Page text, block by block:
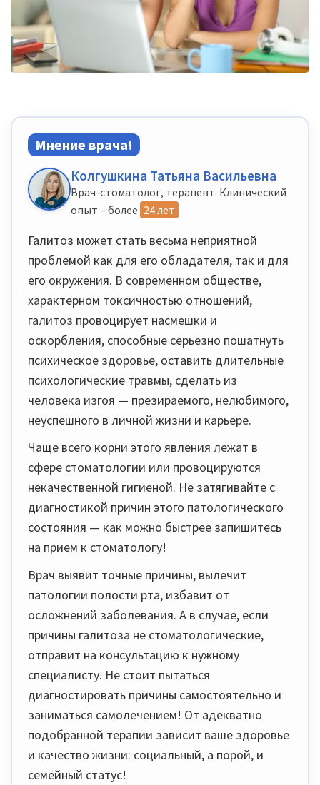
Мнение врача!
Колгушкина Татьяна Васильевна
Врач-стоматолог, терапевт. Клинический
опыт – более 24 лет
Галитоз может стать весьма неприятной
проблемой как для его обладателя, так и для
его окружения. В современном обществе,
характерном токсичностью отношений,
галитоз провоцирует насмешки и
оскорбления, способные серьезно пошатнуть
психическое здоровье, оставить длительные
психологические травмы, сделать из
человека изгоя — презираемого, нелюбимого,
неуспешного в личной жизни и карьере.
Чаще всего корни этого явления лежат в
сфере стоматологии или провоцируются
некачественной гигиеной. Не затягивайте с
диагностикой причин этого патологического
состояния — как можно быстрее запишитесь
на прием к стоматологу!
Врач выявит точные причины, вылечит
патологии полости рта, избавит от
осложнений заболевания. А в случае, если
причины галитоза не стоматологические,
отправит на консультацию к нужному
специалисту. Не стоит пытаться
диагностировать причины самостоятельно и
заниматься самолечением! От адекватно
подобранной терапии зависит ваше здоровье
и качество жизни: социальный, а порой, и
семейный статус!